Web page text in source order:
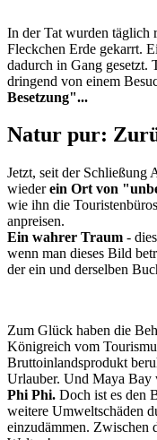
In der Tat wurden täglich
Fleckchen Erde gekarrt.
dadurch in Gang gesetzt.
dringend von einem
Besetzung"...
Natur pur:
Jetzt, seit der Schließung
wiederein Ort von
wie ihn die
anpreisen.
Ein wahrer Traum -
wenn man dieses Bild
der ein und derselben
Zum Glück haben die
Königreich vom
Bruttoinlandsprodukt
Urlauber. Und Maya Bay
Phi Phi. Doch ist es den
weitere Umweltschäden
einzudämmen. Zwischen